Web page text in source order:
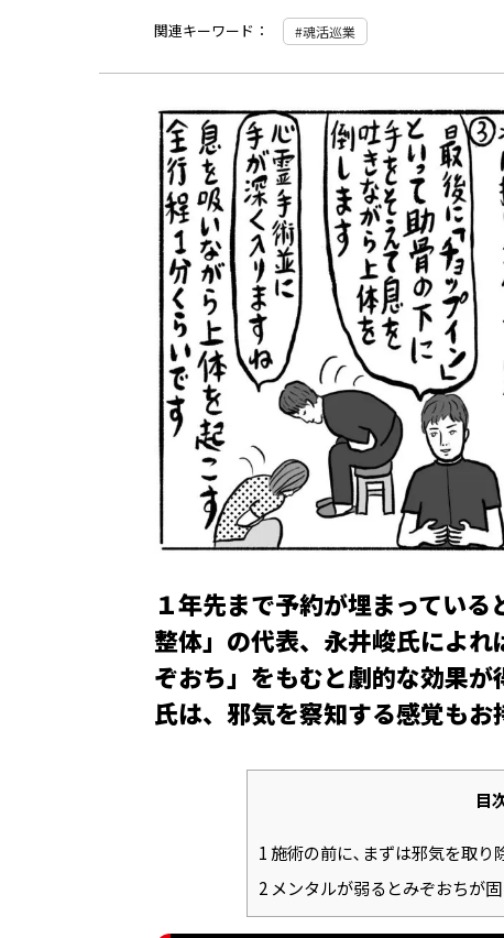
関連キーワード： 魂活巡業
１年先まで予約が埋まってい
整体」の代表、永井峻氏によ
ぞおち」をもむと劇的な効果
氏は、邪気を察知する感覚も
目
1施術の前に､まずは邪気を取り
2メンタルが弱るとみぞおちが